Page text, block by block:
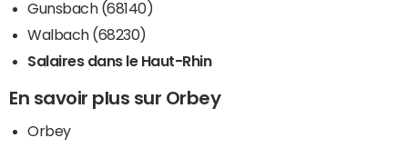
Gunsbach (68140)
Walbach (68230)
Salaires dans le Haut-Rhin
En savoir plus sur Orbey
Orbey